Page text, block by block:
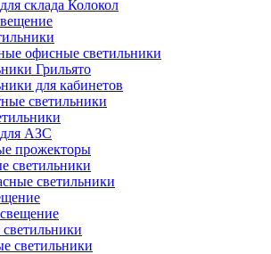
склада Колокол
офисные светильники
Грильято
для кабинетов
светильники
АЗС
прожекторы
светильники
светильники
светильники